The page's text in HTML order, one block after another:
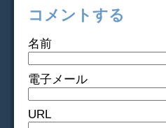
コメントする
名前
電子メール
URL